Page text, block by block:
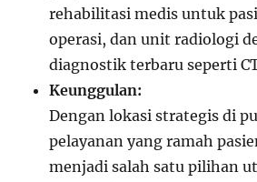
rehabilitasi medis untuk
operasi, dan unit radiologi
diagnostik terbaru seperti
Keunggulan:
Dengan lokasi strategis di
pelayanan yang ramah
menjadi salah satu pilihan